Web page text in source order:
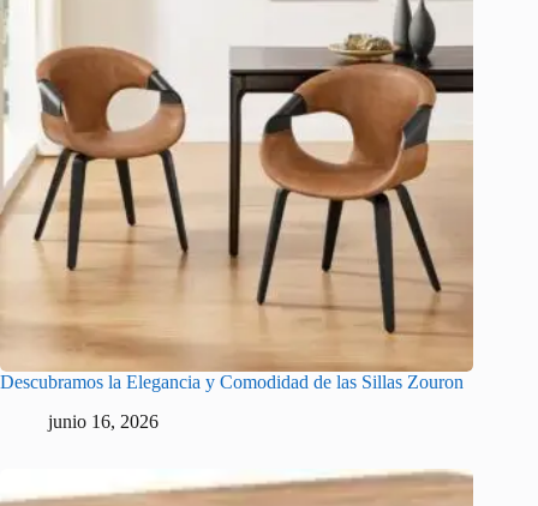
Descubramos la Elegancia y Comodidad de las Sillas Zouron
junio 16, 2026